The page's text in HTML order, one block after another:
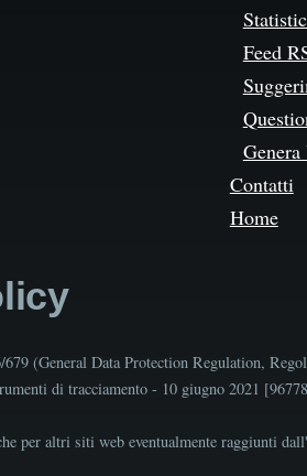
Feed
Contatti
Home
(General Data Protection Regulation,
di tracciamento - 10 giugno 2021
per altri siti web eventualmente raggiunti